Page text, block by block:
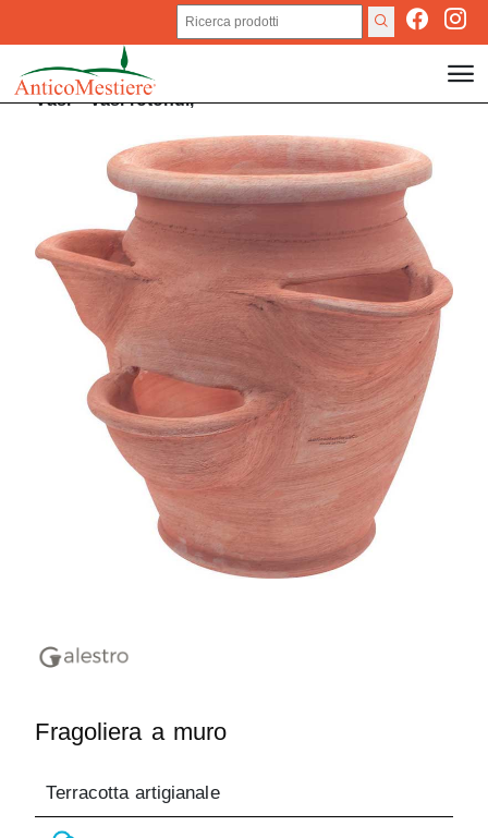
Vasi>Vasi rotondi,
Fragoliera a muro
Terracotta artigianale